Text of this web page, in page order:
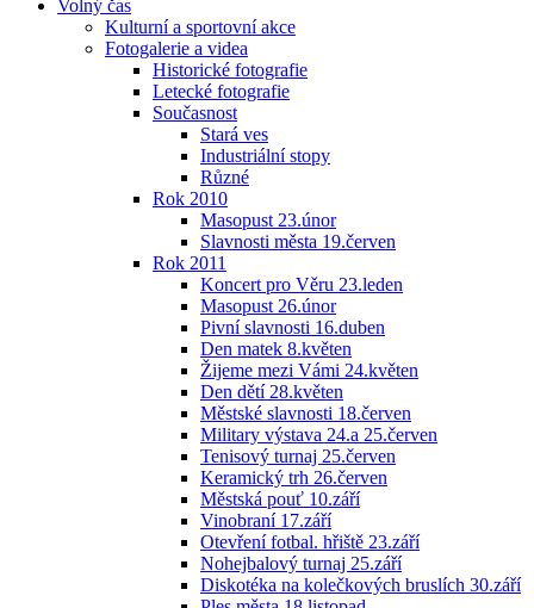
Volný čas
Kulturní a sportovní akce
Fotogalerie a videa
Historické fotografie
Letecké fotografie
Současnost
Stará ves
Industriální stopy
Různé
Rok 2010
Masopust 23.únor
Slavnosti města 19.červen
Rok 2011
Koncert pro Věru 23.leden
Masopust 26.únor
Pivní slavnosti 16.duben
Den matek 8.květen
Žijeme mezi Vámi 24.květen
Den dětí 28.květen
Městské slavnosti 18.červen
Military výstava 24.a 25.červen
Tenisový turnaj 25.červen
Keramický trh 26.červen
Městská pouť 10.září
Vinobraní 17.září
Otevření fotbal. hřiště 23.září
Nohejbalový turnaj 25.září
Diskotéka na kolečkových bruslích 30.září